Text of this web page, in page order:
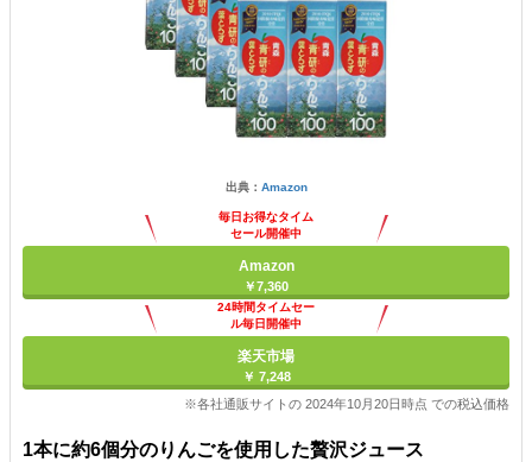
出典： Amazon
毎日お得なタイム
セール開催中
Amazon
￥7,360
24時間タイムセー
ル毎日開催中
楽天市場
￥ 7,248
※各社通販サイトの 2024年10月20日時点 での税込価格
1本に約6個分のりんごを使用した贅沢ジュース